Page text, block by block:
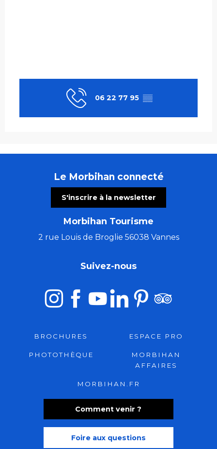
06 22 77 95 ▒▒
Le Morbihan connecté
S'inscrire à la newsletter
Morbihan Tourisme
2 rue Louis de Broglie 56038 Vannes
Comment venir ?
Foire aux questions
Suivez-nous
BROCHURES ESPACE PRO
PHOTOTHÈQUE
MORBIHAN
AFFAIRES
MORBIHAN.FR